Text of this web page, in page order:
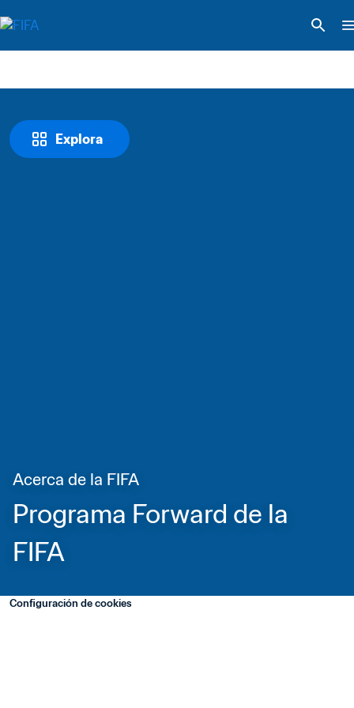
Explora
Acerca de la FIFA
Programa Forward de la
FIFA
Configuración de cookies